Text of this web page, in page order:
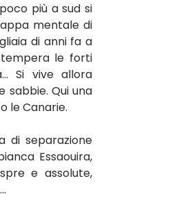
più a sud si
mentale di
di anni fa a
le forti
Si vive allora
sabbie. Qui una
le Canarie.
di separazione
Essaouira,
e assolute,